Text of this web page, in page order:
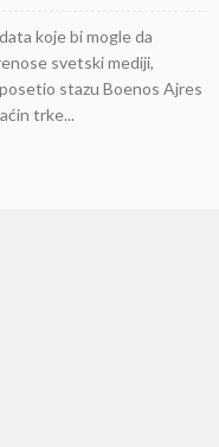
koje bi mogle da
svetski mediji,
stazu Boenos Ajres
trke...